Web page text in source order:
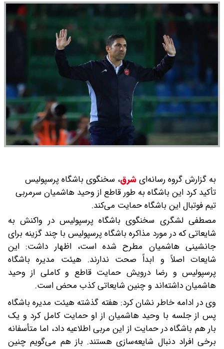
به گزارش گروه رسانه‌ایشرق، سخنگوی باشگاه پرسپولیس
تأکید کرد این باشگاه به طور قاطع از وحید هاشمیان سرمربی
تیم فوتبال این باشگاه حمایت می‌کند.
مصطفی لشگری سخنگوی باشگاه پرسپولیس در واکنش به
شایعاتی که در مورد مذاکره باشگاه پرسپولیس با چند گزینه برای
جانشینی هاشمیان مطرح شده است، اظهار داشت: این
شایعات اصلاً و ابداً صحت ندارند. هیئت مدیره باشگاه
پرسپولیس و رضا درویش حمایت قاطع و کاملی از وحید
هاشمیان داشته‌اند و چنین شایعاتی کذب محض است.
وی در ادامه خاطر نشان کرد: هفته گذشته هیئت مدیره باشگاه
پس از جلسه با وحید هاشمیان از او حمایت کامل کرد و یک
بار هم باشگاه در حمایت از این مربی اطلاعیه داد، اما متأسفانه
برخی افراد دنبال شایعه‌سازی هستند. باز هم می‌گویم چنین